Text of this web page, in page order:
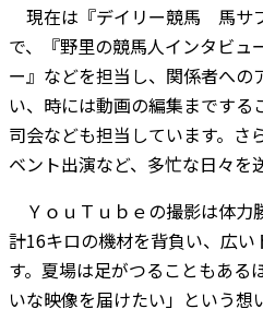
現在は『デイリー競馬 馬サ
で、『野里の競馬人インタビュ
ー』などを担当し、関係者への
い、時には動画の編集までする
司会なども担当しています。さ
ベント出演など、多忙な日々を
ＹｏｕＴｕｂｅの撮影は体力
計16キロの機材を背負い、広
す。夏場は足がつることもある
いな映像を届けたい」という